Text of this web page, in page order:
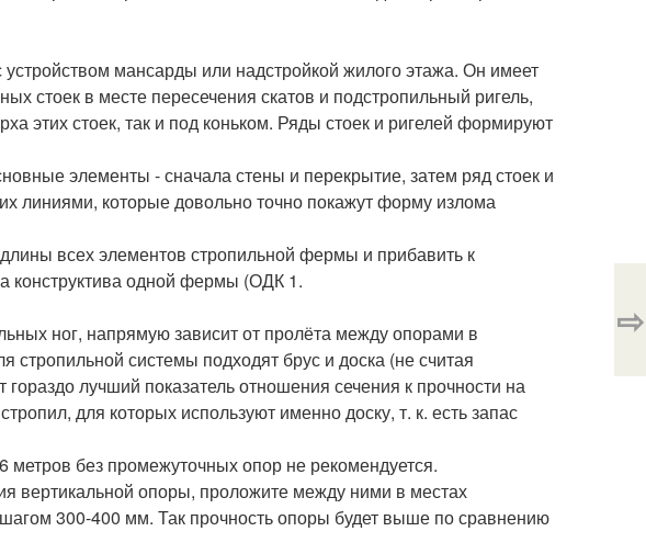
мансарды или надстройкой жилого этажа. Он имеет
стоек в месте пересечения скатов и подстропильный ригель,
этих стоек, так и под коньком. Ряды стоек и ригелей формируют
элементы - сначала стены и перекрытие, затем ряд стоек и
линиями, которые довольно точно покажут форму излома
всех элементов стропильной фермы и прибавить к
конструктива одной фермы (ОДК 1.
ног, напрямую зависит от пролёта между опорами в
стропильной системы подходят брус и доска (не считая
лучший показатель отношения сечения к прочности на
для которых используют именно доску, т. к. есть запас
без промежуточных опор не рекомендуется.
вертикальной опоры, проложите между ними в местах
300-400 мм. Так прочность опоры будет выше по сравнению
⇨